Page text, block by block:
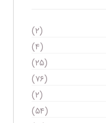
(۲)
(۴)
(۲۵)
(۷۶)
(۲)
(۵۴)